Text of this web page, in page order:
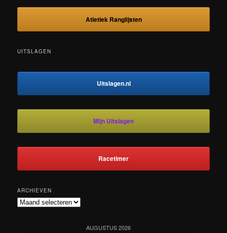
Atletiek Ranglijsten
UITSLAGEN
Uitslagen.nl
Mijn Uitslagen
Racetimer
ARCHIEVEN
Archieven
AUGUSTUS 2026